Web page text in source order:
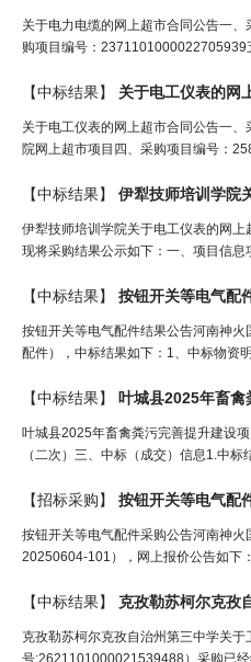
关于电力电缆的网上超市合同公告一
购项目编号：
【中标结果】 关于电工仪表的网
关于电工仪表的网上超市合同公告一
院网上超市项目四、采购项目编号：
【中标结果】 伊犁技师培训学院
伊犁技师培训学院关于电工仪表的网
现将采购结果公示如下：一、项目信
【中标结果】 按钮开关等电气配
按钮开关等电气配件结果公告河南神
配件），中标结果如下：1、中标物资
【中标结果】 叶城县2025年畜
叶城县2025年畜禽粪污完善提升建设
（二次）三、中标（成交）信息1.中
【招标采购】 按钮开关等电气配
按钮开关等电气配件采购公告河南神
20250604-101），网上报价公告如下
【中标结果】 克孜勒苏柯尔克孜
克孜勒苏柯尔克孜自治州第三中学关
号:2621101000021539488）采购已